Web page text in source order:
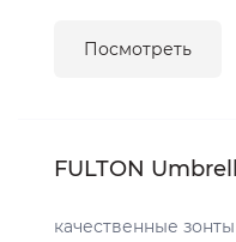
Посмотреть
FULTON
качественные зонты